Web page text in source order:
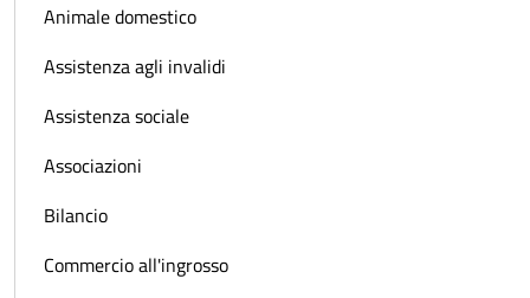
Animale domestico
Assistenza agli invalidi
Assistenza sociale
Associazioni
Bilancio
Commercio all'ingrosso